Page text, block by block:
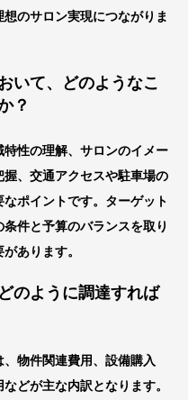
のサロン実現につながりま
いて、どのようなこ
？
性の理解、サロンのイメー
、交通アクセスや駐車場の
ポイントです。ターゲット
件と予算のバランスを取り
あります。
のように調達すれば
物件関連費用、設備購入
どが主な内訳となります。